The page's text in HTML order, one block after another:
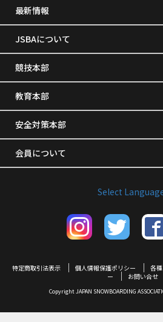
最新情報
JSBAについて
競技本部
教育本部
安全対策本部
会員について
Select
特定商取引法表示 個人情報保護ポリシー
各
ー
お問い合せ
Copyright JAPAN SNOWBOARDING